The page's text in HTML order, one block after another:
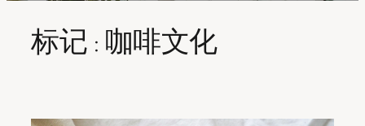
标记 : 咖啡文化